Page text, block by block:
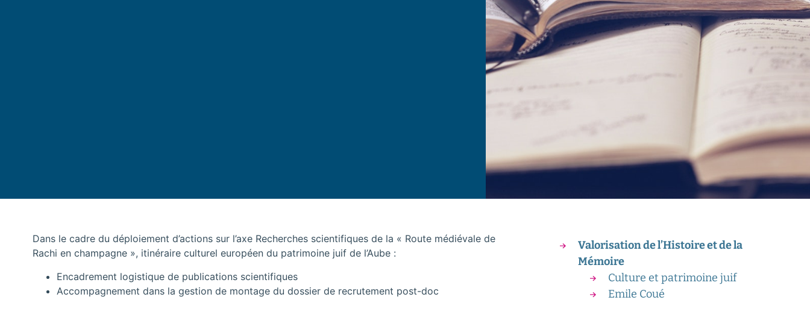
Dans le cadre du déploiement d’actions sur l’axe Recherches scientifiques de la « Route médiévale de
Rachi en champagne », itinéraire culturel européen du patrimoine juif de l’Aube :
Encadrement logistique de publications scientifiques
Accompagnement dans la gestion de montage du dossier de recrutement post-doc
Valorisation de l’Histoire et de la
Mémoire
Culture et patrimoine juif
Emile Coué